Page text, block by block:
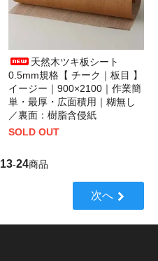
天然木ツキ板シート
0.5mm規格【 チーク｜板目 】
イージー｜900×2100｜作業簡
単・最厚・広面積用｜糊無し
／裏面：樹脂含侵紙
SOLD OUT
13-24商品
次へ